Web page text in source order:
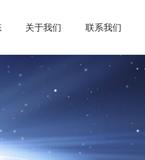
关于我们 联系我们